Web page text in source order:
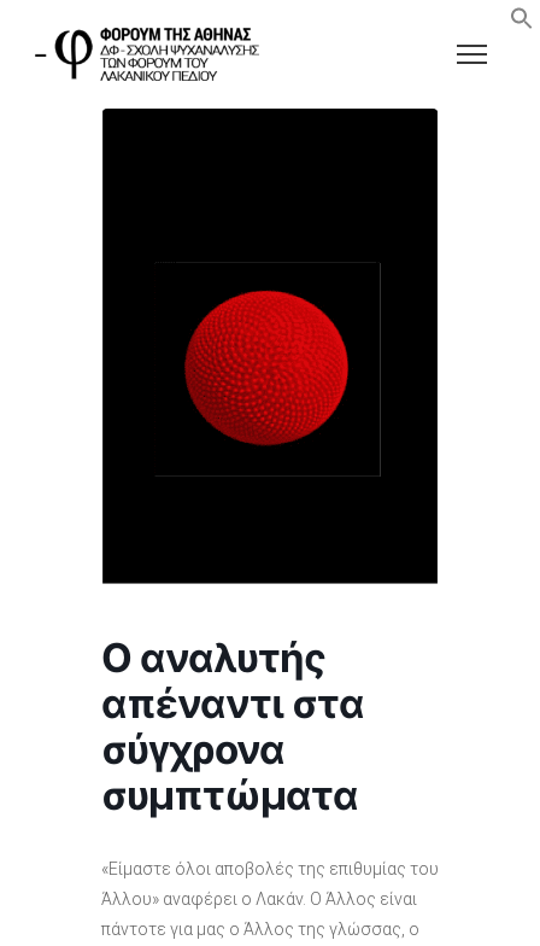
Ο αναλυτής
απέναντι στα
σύγχρονα
συμπτώματα
«Είμαστε όλοι αποβολές της επιθυμίας του
Άλλου» αναφέρει ο Λακάν. Ο Άλλος είναι
πάντοτε για μας ο Άλλος της γλώσσας, ο